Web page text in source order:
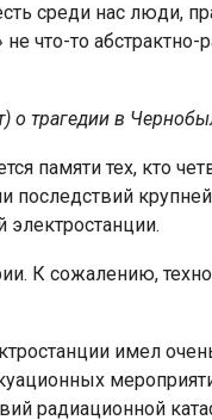
среди нас люди,
что-то абстрактно-
о трагедии в
памяти тех, кто
последствий
К сожале­нию,
имел
радиационной